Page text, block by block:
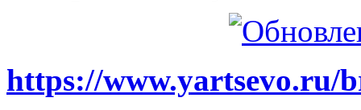
https://www.yartsevo.ru/